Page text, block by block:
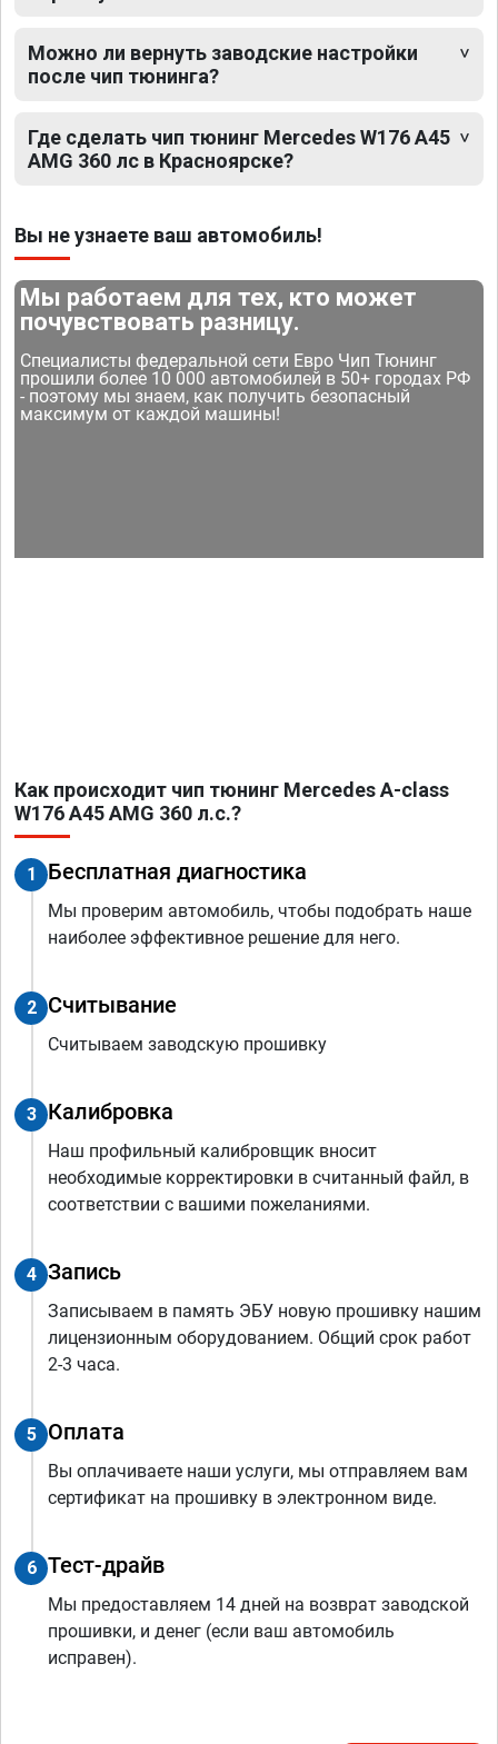
Можно ли вернуть заводские настройки
после чип тюнинга?
Где сделать чип тюнинг Mercedes W176 A45
AMG 360 лс в Красноярске?
Вы не узнаете ваш автомобиль!
Мы работаем для тех, кто может
почувствовать разницу.
Специалисты федеральной сети Евро Чип Тюнинг
прошили более 10 000 автомобилей в 50+ городах РФ
- поэтому мы знаем, как получить безопасный
максимум от каждой машины!
Как происходит чип тюнинг Mercedes A-class
W176 A45 AMG 360 л.с.?
1 Бесплатная диагностика
Мы проверим автомобиль, чтобы подобрать наше
наиболее эффективное решение для него.
2 Считывание
Считываем заводскую прошивку
3 Калибровка
Наш профильный калибровщик вносит
необходимые корректировки в считанный файл, в
соответствии с вашими пожеланиями.
4 Запись
Записываем в память ЭБУ новую прошивку нашим
лицензионным оборудованием. Общий срок работ
2-3 часа.
5 Оплата
Вы оплачиваете наши услуги, мы отправляем вам
сертификат на прошивку в электронном виде.
6 Тест-драйв
Мы предоставляем 14 дней на возврат заводской
прошивки, и денег (если ваш автомобиль
исправен).